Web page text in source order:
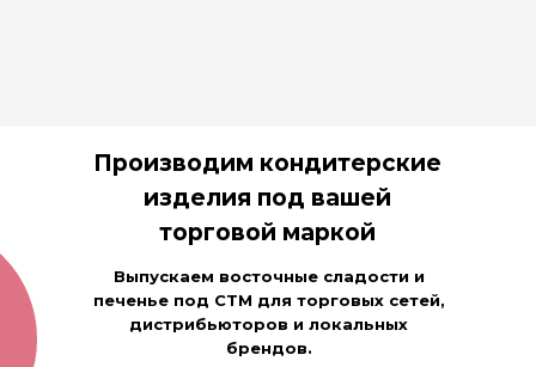
Производим кондитерские
изделия под вашей
торговой маркой
Выпускаем восточные сладости и
печенье под СТМ для торговых сетей,
дистрибьюторов и локальных
брендов.